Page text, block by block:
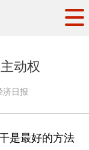
地方交流
文明创建
动权
济日报
是最好的方法